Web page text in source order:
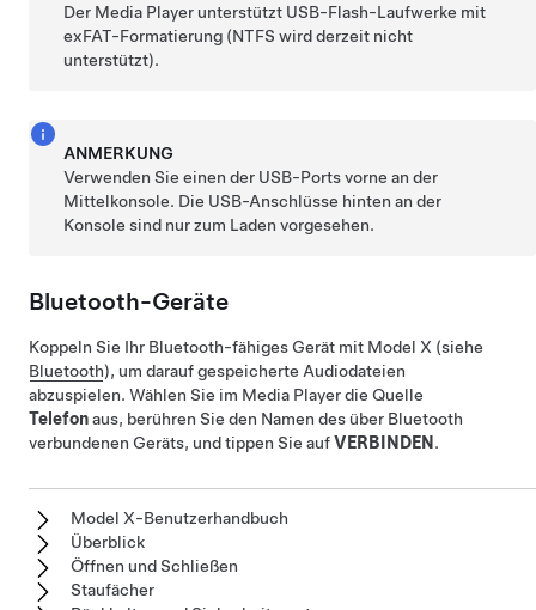
Der Media Player unterstützt USB-Flash-Laufwerke mit
exFAT-Formatierung (NTFS wird derzeit nicht
unterstützt).
ANMERKUNG
Verwenden Sie einen der USB-Ports vorne an der
Mittelkonsole. Die USB-Anschlüsse hinten an der
Konsole sind nur zum Laden vorgesehen.
Bluetooth-Geräte
Koppeln Sie Ihr Bluetooth-fähiges Gerät mit Model X (siehe
Bluetooth), um darauf gespeicherte Audiodateien
abzuspielen. Wählen Sie im Media Player die Quelle
Telefonaus, berühren Sie den Namen des über Bluetooth
verbundenen Geräts, und tippen Sie aufVERBINDEN .
Model X-Benutzerhandbuch
Überblick
Öffnen und Schließen
Staufächer